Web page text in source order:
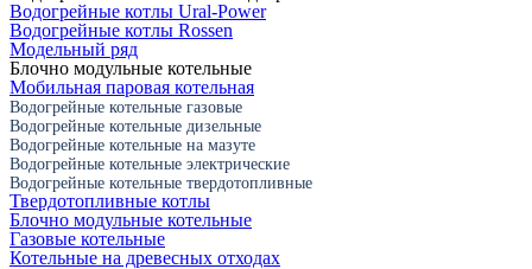
Водогрейные котлы Ural-Power
Водогрейные котлы Rossen
Модельный ряд
Блочно модульные котельные
Мобильная паровая котельная
Водогрейные котельные газовые
Водогрейные котельные дизельные
Водогрейные котельные на мазуте
Водогрейные котельные электрические
Водогрейные котельные твердотопливные
Твердотопливные котлы
Блочно модульные котельные
Газовые котельные
Котельные на древесных отходах